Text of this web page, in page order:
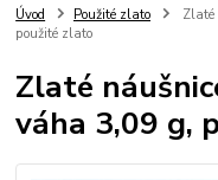
Úvod Použité zlato
Zlaté
použité zlato
Zlaté
váha 3,09 g,